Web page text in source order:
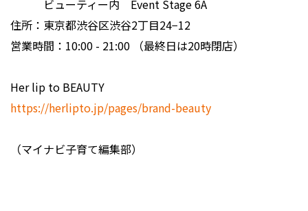
ビューティー内 Event Stage 6A
住所：東京都渋谷区渋谷2丁目24−12
営業時間：10:00 - 21:00 （最終日は20時閉店）
Her lip to BEAUTY
https://herlipto.jp/pages/brand-beauty
（マイナビ子育て編集部）